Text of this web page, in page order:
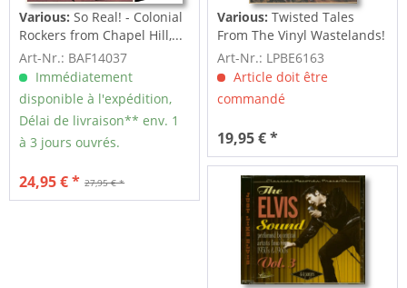
Various:So Real! - Colonial
Rockers from Chapel Hill,...
Art-Nr.: BAF14037
Immédiatement
disponible à l'expédition,
Délai de livraison** env. 1
à 3 jours ouvrés.
27,95 € *
24,95 € *
Various:Twisted Tales
From The Vinyl Wastelands!
Vol.5...
Art-Nr.: LPBE6163
Article doit être
commandé
19,95 € *